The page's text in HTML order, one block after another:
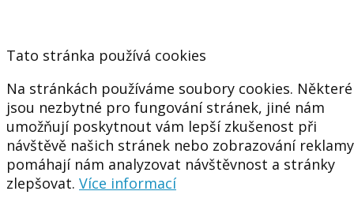
Tato stránka používá cookies
Na stránkách používáme soubory cookies. Některé
jsou nezbytné pro fungování stránek, jiné nám
umožňují poskytnout vám lepší zkušenost při
návštěvě našich stránek nebo zobrazování
pomáhají nám analyzovat návštěvnost a stránky
zlepšovat. Více informací